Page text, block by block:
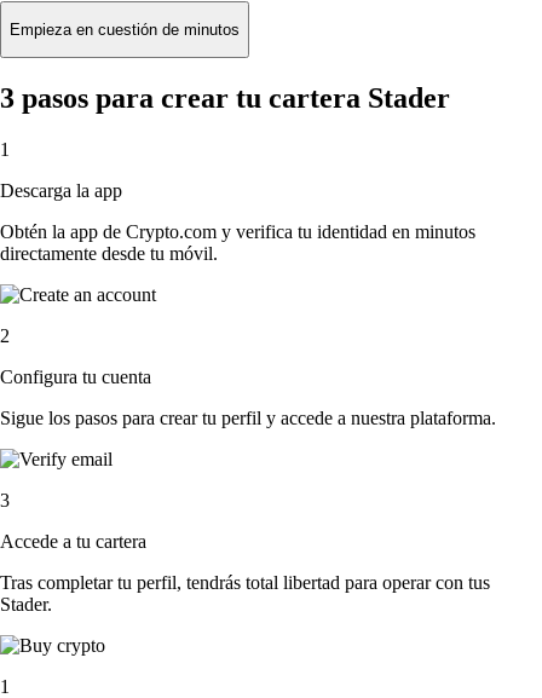
Empieza en cuestión de minutos
3 pasos para crear tu cartera Stader
1
Descarga la app
Obtén la app de Crypto.com y verifica tu identidad en minutos
directamente desde tu móvil.
2
Configura tu cuenta
Sigue los pasos para crear tu perfil y accede a nuestra plataforma.
3
Accede a tu cartera
Tras completar tu perfil, tendrás total libertad para operar con tus
Stader.
1